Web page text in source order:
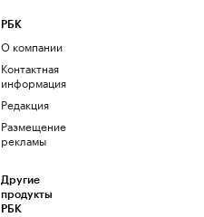
РБК
О компании
Контактная
информация
Редакция
Размещение
рекламы
Другие
продукты
РБК